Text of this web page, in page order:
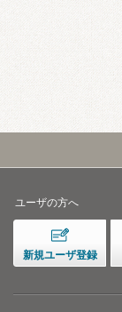
ユーザの方へ
新規ユーザ登録